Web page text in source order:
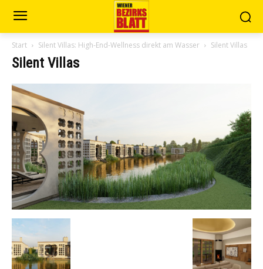
Start Silent Villas: High-End-Wellness direkt am Wasser Silent Villas
Silent Villas